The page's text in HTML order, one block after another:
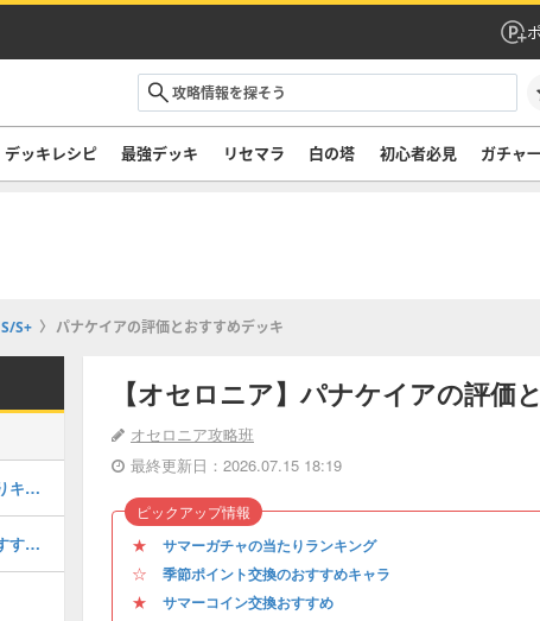
デッキレシピ 最強デッキ リセマラ 白の塔 初心者必見 ガチャ
S/S+ パナケイアの評価とおすすめデッキ
【オセロニア】パナケイアの評価
オセロニア攻略班
最終更新日：2026.07.15 18:19
★ サマーガチャの当たりランキング
☆ 季節ポイント交換のおすすめキャラ
★ サマーコイン交換おすすめ
ピックアップ情報
サマーガチャ（夏ガチャ）の当たりキャラとイベント情報
コストリミット大決戦の攻略とおすすめデッキ